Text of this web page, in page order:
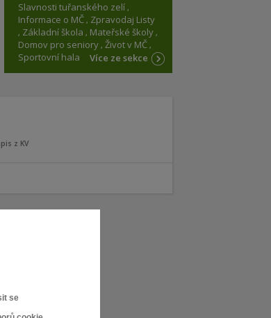
se
Slavnosti tuřanského zelí
Informace o MČ Zpravodaj Listy
Základní škola
Mateřské školy
Domov pro seniory Život v MČ
Sportovní hala
Více ze sekce
z KV